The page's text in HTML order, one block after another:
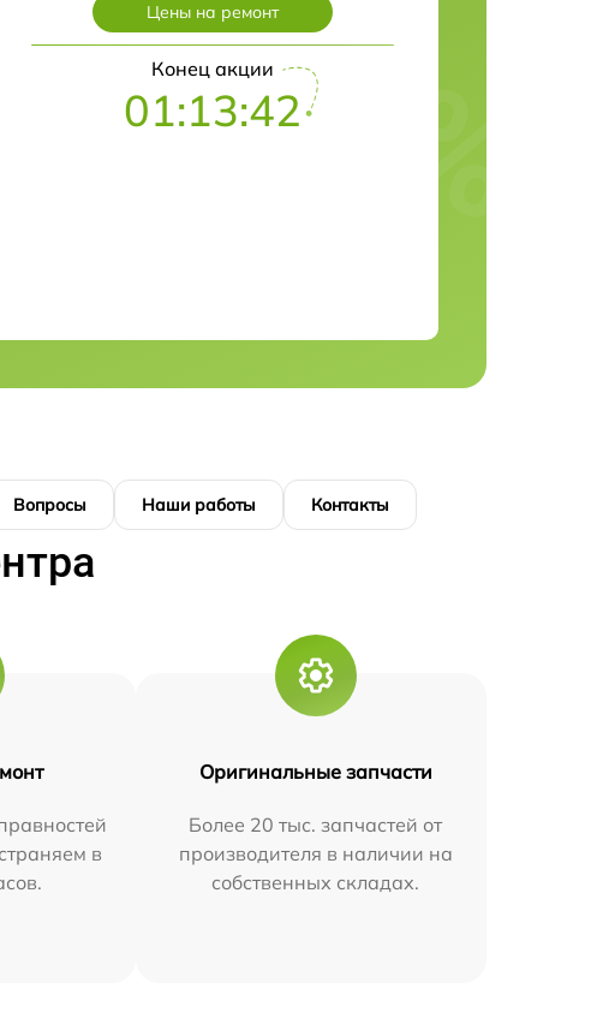
Цены на ремонт
Конец акции
01:13:42
Вопросы Наши работы Контакты
в
Оригинальные запчасти
Более 20 тыс. запчастей от
производителя в наличии на
собственных складах.